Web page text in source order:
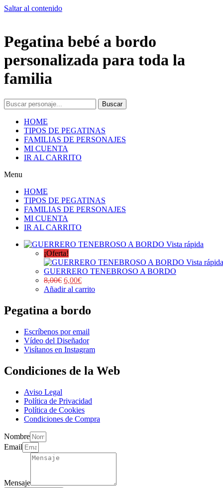
Saltar al contenido
Pegatina bebé a bordo
personalizada para toda la
familia
Buscar
HOME
TIPOS DE PEGATINAS
FAMILIAS DE PERSONAJES
MI CUENTA
IR AL CARRITO
Menu
HOME
TIPOS DE PEGATINAS
FAMILIAS DE PERSONAJES
MI CUENTA
IR AL CARRITO
Vista rápida
¡Oferta!
Vista rápida
GUERRERO TENEBROSO A BORDO
8,00€ 6,00€
Añadir al carrito
Pegatina a bordo
Escríbenos por email
Vídeo del Diseñador
Visítanos en Instagram
Condiciones de la Web
Aviso Legal
Política de Privacidad
Política de Cookies
Condiciones de Compra
Nombre
Email
Mensaje